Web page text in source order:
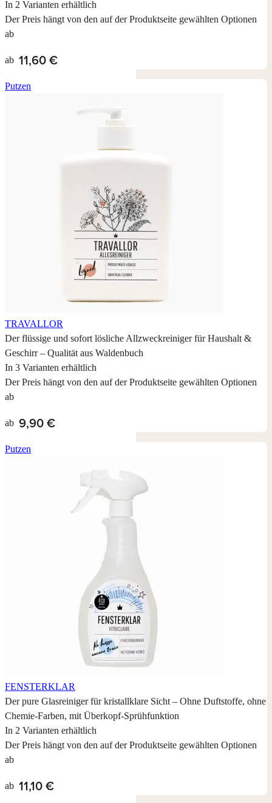
In 2 Varianten erhältlich
Der Preis hängt von den auf der Produktseite gewählten Optionen
ab
ab 11,60 €
Putzen
TRAVALLOR
Der flüssige und sofort lösliche Allzweckreiniger für Haushalt &
Geschirr – Qualität aus Waldenbuch
In 3 Varianten erhältlich
Der Preis hängt von den auf der Produktseite gewählten Optionen
ab
ab 9,90 €
Putzen
FENSTERKLAR
Der pure Glasreiniger für kristallklare Sicht – Ohne Duftstoffe, ohne
Chemie-Farben, mit Überkopf-Sprühfunktion
In 2 Varianten erhältlich
Der Preis hängt von den auf der Produktseite gewählten Optionen
ab
ab 11,10 €